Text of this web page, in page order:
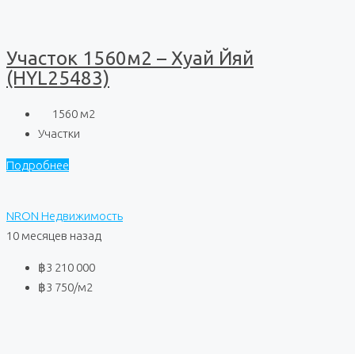
Участок 1560м2 – Хуай Йяй
(HYL25483)
1560 м2
Участки
Подробнее
NRON Недвижимость
10 месяцев назад
฿3 210 000
฿3 750/м2